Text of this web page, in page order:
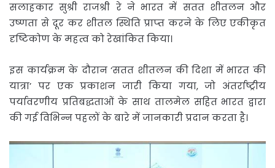
सलाहकार सुश्री राजश्री रे ने भारत में सतत शीतलन और
उष्‍णता से दूर कर शीतल स्थिति प्राप्‍त करने के लिए एकीकृत
दृष्टिकोण के महत्व को रेखांकित किया।
इस कार्यक्रम के दौरान ‘सतत शीतलन की दिशा में भारत की
यात्रा’ पर एक प्रकाशन जारी किया गया, जो अंतर्राष्ट्रीय
पर्यावरणीय प्रतिबद्धताओं के साथ तालमेल सहित भारत द्वारा
की गई विभिन्न पहलों के बारे में जानकारी प्रदान करता है।